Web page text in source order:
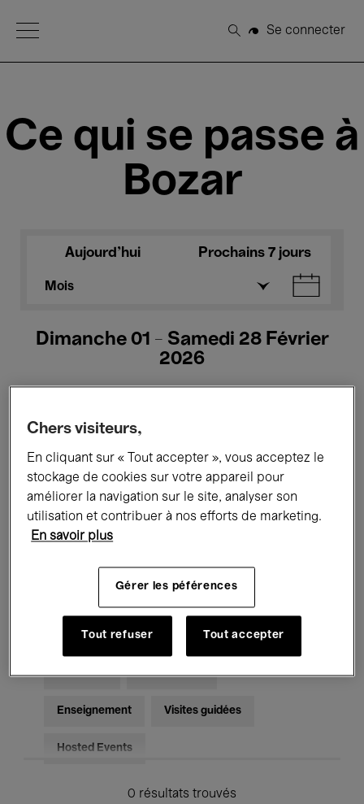
Open Menu
Rechercher
Se connecter
Ce qui se passe à
Bozar
Aujourd'hui Prochains 7 jours
Mois
Dimanche 01 - Samedi 28 Février
2026
Tous les événements Concerts
Expositions Films Performances
Rencontres & Débats
Musique classique Global Music
Musique électronique
Pour tous Kids’ Palace
Enseignement Visites guidées
Hosted Events
0 résultats trouvés
Chers visiteurs,
En cliquant sur « Tout accepter », vous acceptez le
stockage de cookies sur votre appareil pour
améliorer la navigation sur le site, analyser son
utilisation et contribuer à nos efforts de marketing.
En savoir plus
Gérer les péférences
Tout refuser Tout accepter